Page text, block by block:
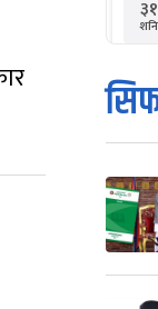
३१
शनि
१
४